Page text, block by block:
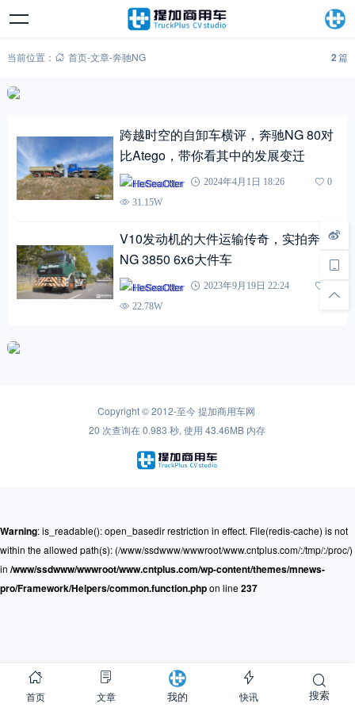
当前位置： 首页-文章-奔驰NG 2篇
跨越时空的自卸车横评，奔驰NG 80对
比Atego，带你看其中的发展变迁
HeSeaOtter 2024年4月1日 18:26
0
31.15W
V10发动机的大件运输传奇，实拍奔驰
NG 3850 6x6大件车
HeSeaOtter 2023年9月19日 22:24
22.78W
Copyright © 2012-至今提加商用车网
20 次查询在 0.983 秒, 使用 43.46MB 内存
首页 文章 我的 快讯 搜索
Warning: is_readable(): open_basedir restriction in effect. File(redis-cache) is not
within the allowed path(s): (/www/ssdwww/wwwroot/www.cntplus.com/:/tmp/:/proc/)
in /www/ssdwww/wwwroot/www.cntplus.com/wp-content/themes/mnews-
pro/Framework/Helpers/common.function.phpon line237